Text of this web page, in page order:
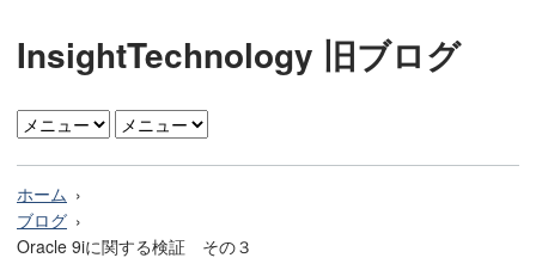
InsightTechnology 旧ブログ
ホーム
ブログ
Oracle 9iに関する検証 その３